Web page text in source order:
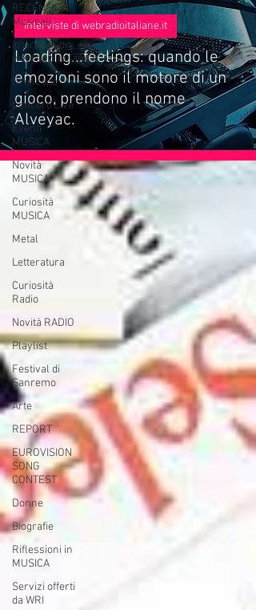
RECENSIONI
Musicali
Interviste di
webradioitaliane.it
Oroscopo
Concerti Live
Eventi
MUSICA
Novità
MUSICA
Curiosità
MUSICA
Metal
Letteratura
Curiosità
Radio
Novità RADIO
Playlist
Festival di
Sanremo
Arte
REPORT
EUROVISION
SONG
CONTEST
Donne
Biografie
Riflessioni in
MUSICA
Servizi offerti
da WRI
Loading...feelings: quando le
emozioni sono il motore di un
gioco, prendono il nome
Alveyac.
Interviste di webradioitaliane.it